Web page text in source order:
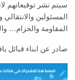
سيتم نشر توقيعاتهم
المسئولين
المقاومة والحزام…
صادر عن ابناء قبائل